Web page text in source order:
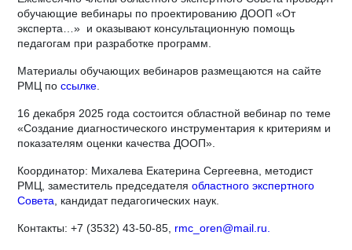
обучающие вебинары по проектированию ДООП «От
эксперта…» и оказывают консультационную помощь
педагогам при разработке программ.
Материалы обучающих вебинаров размещаются на сайте
РМЦ по ссылке
16 декабря 2025 года состоится областной вебинар по теме
«Создание диагностического инструментария к критериям и
показателям оценки качества ДООП».
Координатор: Михалева Екатерина Сергеевна, методист
РМЦ, заместитель председателя областного экспертного
Совета , кандидат педагогических наук.
Контакты: +7 (3532) 43-50-85, rmc_oren@mail.ru.